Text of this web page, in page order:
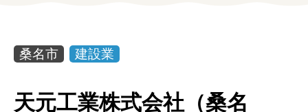
女性の方
企業の方
桑名市 建設業
天元工業株式会社（桑名